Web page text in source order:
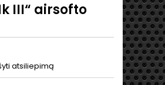
III“ airsofto
atsiliepimą